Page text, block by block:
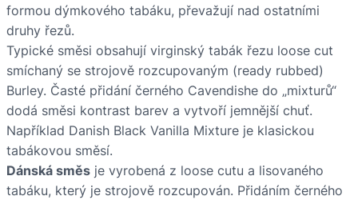
formou dýmkového tabáku, převažují nad ostatními
druhy řezů.
Typické směsi obsahují virginský tabák řezu loose cut
smíchaný se strojově rozcupovaným (ready rubbed)
Burley. Časté přidání černého Cavendishe do „mixturů“
dodá směsi kontrast barev a vytvoří jemnější chuť.
Například Danish Black Vanilla Mixture je klasickou
tabákovou směsí.
Dánská směs je vyrobená z loose cutu a lisovaného
tabáku, který je strojově rozcupován. Přidáním černého